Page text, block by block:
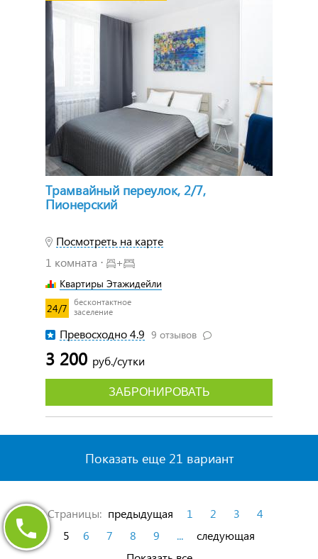
Трамвайный переулок, 2/7,
Пионерский
Посмотреть на карте
1 комната ⋅
+
Квартиры Этажидейли
24/7
бесконтактное
заселение
Превосходно 4.9 9 отзывов
3 200 руб./сутки
ЗАБРОНИРОВАТЬ
Показать еще 21 вариант
Страницы: предыдущая 1 2 3
4
5
6 7 8 9 ...
следующая